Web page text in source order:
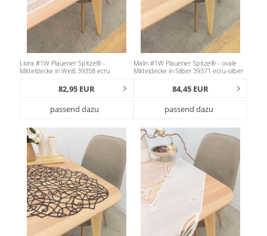
Liora #1W Plauener Spitze® -
Mitteldecke in Weiß 39358 ecru
82,95 EUR
passend dazu
Malin #1W Plauener Spitze® - ovale
Mitteldecke in Silber 39371 ecru-silber
84,45 EUR
passend dazu